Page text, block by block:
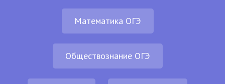
Математика ОГЭ
Обществознание ОГЭ